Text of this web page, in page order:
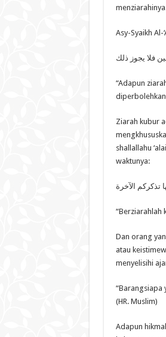
Asy-Syaikh Al-
فلا يجوز ذلك
“Adapun
Ziarah kubur
shallallahu
waktunya:
تذكركم الآخرة
“Berziarahlah
Dan orang
atau
menyelisihi
“Barangsiapa
(HR. Muslim)
Adapun